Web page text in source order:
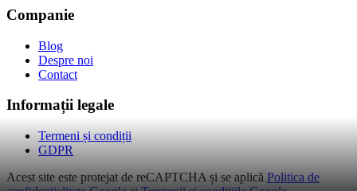
Companie
Blog
Despre noi
Contact
Informații legale
Termeni și condiții
GDPR
Acest site este protejat de reCAPTCHA și se aplică Politica de